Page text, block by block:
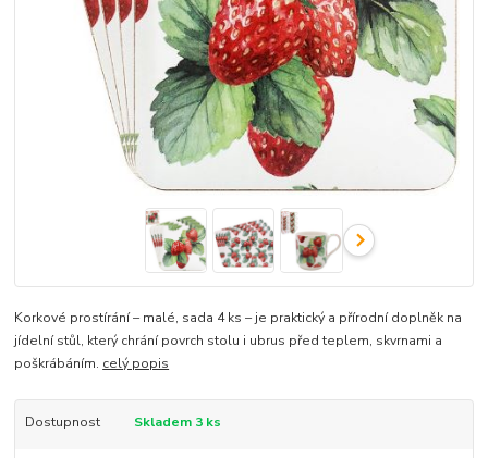
Korkové prostírání – malé, sada 4 ks – je praktický a přírodní doplněk na
jídelní stůl, který chrání povrch stolu i ubrus před teplem, skvrnami a
poškrábáním. celý popis
Dostupnost Skladem 3 ks